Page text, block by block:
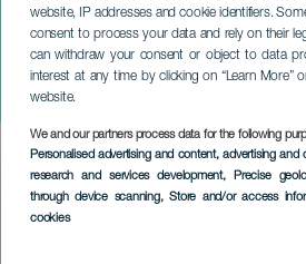
website, IP addresses and cookie identifiers.
consent to process your data and rely on their
can withdraw your consent or object to data
interest at any time by clicking on “Learn More”
website.
We and our partners process data for the following
Personalised advertising and content, advertising
research and services development, Precise
through device scanning, Store and/or access
cookies
Silvia Marsó y
"Szegfű"
TENERIFE
Imagen
Listado